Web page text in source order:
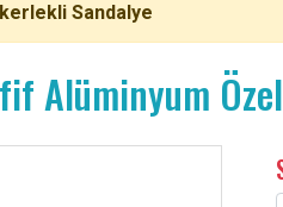
Sandalye
Alüminyum